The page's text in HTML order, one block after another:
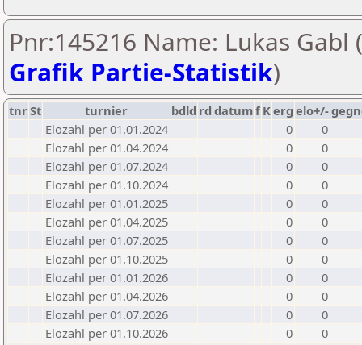
Pnr:145216 Name: Lukas Gabl (
Grafik Partie-Statistik)
tnrSt turnier bdld rd datumf Kerg elo+/-
Elozahl per 01.01.2024
0
0
Elozahl per 01.04.2024
0
0
Elozahl per 01.07.2024
0
0
Elozahl per 01.10.2024
0
0
Elozahl per 01.01.2025
0
0
Elozahl per 01.04.2025
0
0
Elozahl per 01.07.2025
0
0
Elozahl per 01.10.2025
0
0
Elozahl per 01.01.2026
0
0
Elozahl per 01.04.2026
0
0
Elozahl per 01.07.2026
0
0
Elozahl per 01.10.2026
0 0